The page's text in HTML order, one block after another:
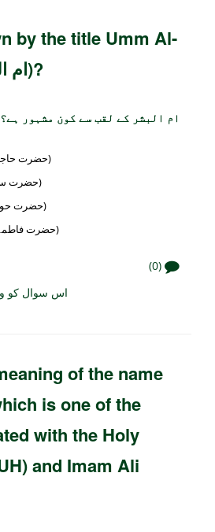
by the title Umm Al-
Bashar (ام البشر)?
ام البشر کے لقب سے کون مشہور ہے؟
Hazrat Hajrah (حضرت حاجرہ)
Hazrat Sarah (حضرت سارہ)
Hazrat Hawwa (حضرت حواء)
Hazrat Fatimah (حضرت فاطمہ)
(0)
اس سوال کو
of the name
is one of the
with the Holy
and Imam Ali